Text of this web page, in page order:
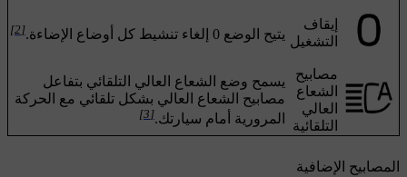
إيقاف
التشغيل يتيح الوضع 0 إلغاء تنشيط كل أوضاع الإضاءة. [2]
مصابيح
الشعاع
العالي
التلقائية
يسمح وضع الشعاع العالي التلقائي بتفاعل
مصابيح الشعاع العالي بشكل تلقائي مع الحركة
المرورية أمام سيارتك.[3]
المصابيح الإضافية